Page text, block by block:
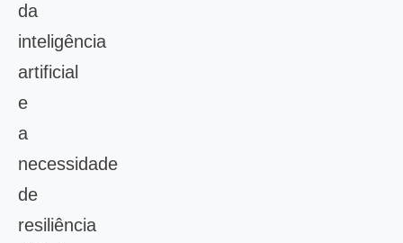
da
inteligência
artificial
e
a
necessidade
de
resiliência